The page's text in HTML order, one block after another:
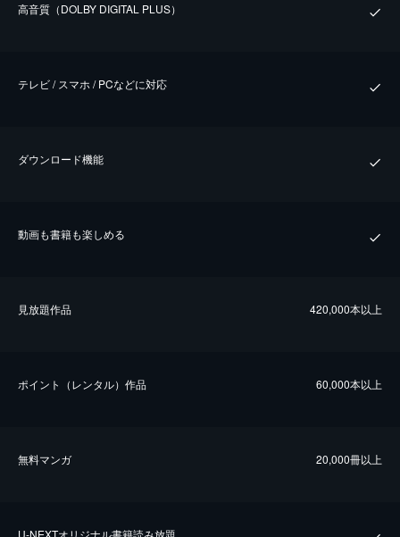
⾼⾳質（DOLBY DIGITAL PLUS）
テレビ / スマホ / PCなどに対応
ダウンロード機能
動画も書籍も楽しめる
⾒放題作品 420,000本以上
ポイント（レンタル）作品 60,000本以上
無料マンガ 20,000冊以上